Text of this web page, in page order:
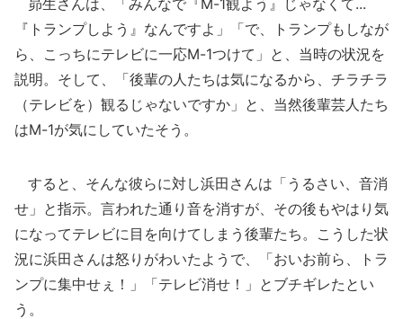
昴生さんは、「みんなで『M-1観よう』じゃなくて...
『トランプしよう』なんですよ」「で、トランプもしなが
ら、こっちにテレビに一応M-1つけて」と、当時の状況を
説明。そして、「後輩の人たちは気になるから、チラチラ
（テレビを）観るじゃないですか」と、当然後輩芸人たち
はM-1が気にしていたそう。
すると、そんな彼らに対し浜田さんは「うるさい、音消
せ」と指示。言われた通り音を消すが、その後もやはり気
になってテレビに目を向けてしまう後輩たち。こうした状
況に浜田さんは怒りがわいたようで、「おいお前ら、トラ
ンプに集中せぇ！」「テレビ消せ！」とブチギレたとい
う。